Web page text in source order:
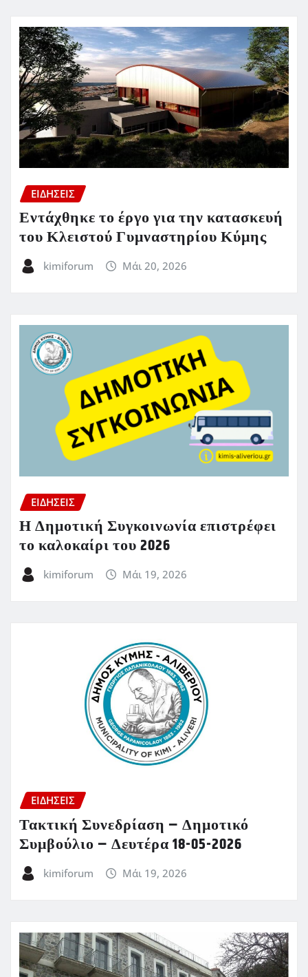
ΕΙΔΗΣΕΙΣ
Εντάχθηκε το έργο για την κατασκευή
του Κλειστού Γυμναστηρίου Κύμης
kimiforum Μάι 20, 2026
ΕΙΔΗΣΕΙΣ
Η Δημοτική Συγκοινωνία επιστρέφει
το καλοκαίρι του 2026
kimiforum Μάι 19, 2026
ΕΙΔΗΣΕΙΣ
Τακτική Συνεδρίαση – Δημοτικό
Συμβούλιο – Δευτέρα 18-05-2026
kimiforum Μάι 19, 2026